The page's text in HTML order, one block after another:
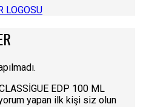
EDP 100 ML
yapan ilk kişi siz olun